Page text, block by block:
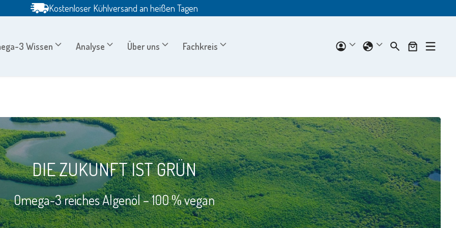
Kostenloser Kühlversand an heißen Tagen
3 Wissen Analyse Über uns Fachkreis
DIE ZUKUNFT IST GRÜN
Omega-3 reiches Algenöl – 100 % vegan